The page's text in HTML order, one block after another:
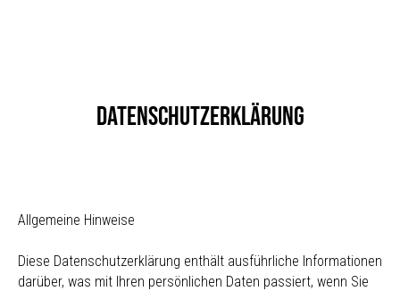
Datenschutzerklärung
Allgemeine Hinweise
Diese Datenschutzerklärung enthält ausführliche Informationen
darüber, was mit Ihren persönlichen Daten passiert, wenn Sie